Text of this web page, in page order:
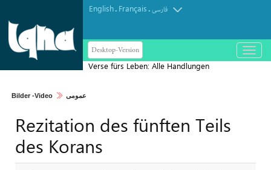
English. Français.فارسی
Desktop-Version
باز
و
Verse fürs Leben: Alle Handlungen
Bilder -Video عمومی
Rezitation des fünften Teils
des Korans